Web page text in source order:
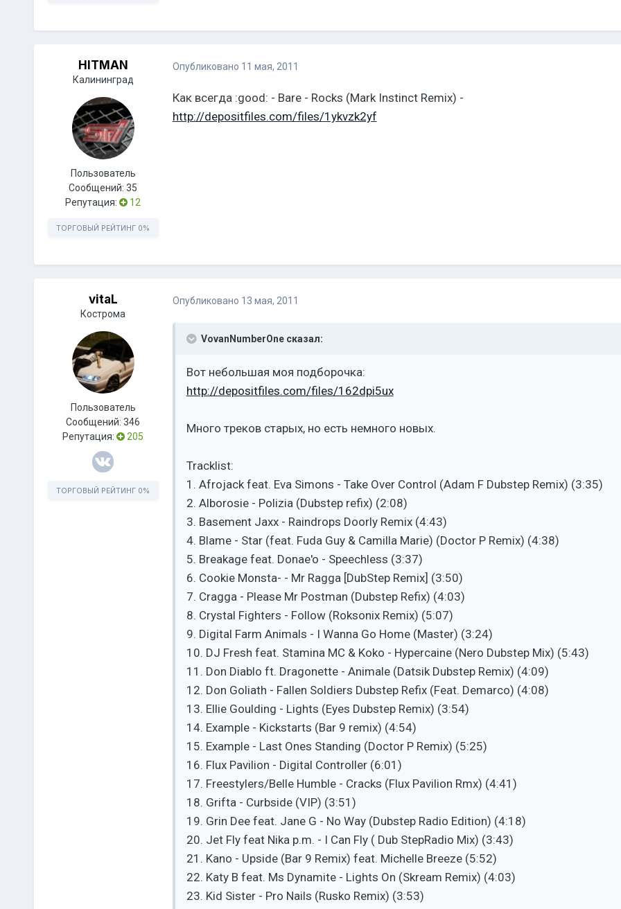
HITMAN
Калининград
Пользователь
Сообщений:35
Репутация:
12
ТОРГОВЫЙ РЕЙТИНГ 0%
Опубликовано 11 мая, 2011
Как всегда :good: - Bare - Rocks (Mark Instinct Remix) -
http://depositfiles.com/files/1ykvzk2yf
vitaL
Кострома
Пользователь
Сообщений:346
Репутация:
205
ТОРГОВЫЙ РЕЙТИНГ 0%
Опубликовано 13 мая, 2011
VovanNumberOne сказал:
Вот небольшая моя подборочка:
http://depositfiles.com/files/162dpi5ux
Много треков старых, но есть немного новых.
Tracklist:
1. Afrojack feat. Eva Simons - Take Over Control (Adam F Dubstep Remix) (3:35)
2. Alborosie - Polizia (Dubstep refix) (2:08)
3. Basement Jaxx - Raindrops Doorly Remix (4:43)
4. Blame - Star (feat. Fuda Guy & Camilla Marie) (Doctor P Remix) (4:38)
5. Breakage feat. Donae'o - Speechless (3:37)
6. Cookie Monsta- - Mr Ragga [DubStep Remix] (3:50)
7. Cragga - Please Mr Postman (Dubstep Refix) (4:03)
8. Crystal Fighters - Follow (Roksonix Remix) (5:07)
9. Digital Farm Animals - I Wanna Go Home (Master) (3:24)
10. DJ Fresh feat. Stamina MC & Koko - Hypercaine (Nero Dubstep Mix) (5:43)
11. Don Diablo ft. Dragonette - Animale (Datsik Dubstep Remix) (4:09)
12. Don Goliath - Fallen Soldiers Dubstep Refix (Feat. Demarco) (4:08)
13. Ellie Goulding - Lights (Eyes Dubstep Remix) (3:54)
14. Example - Kickstarts (Bar 9 remix) (4:54)
15. Example - Last Ones Standing (Doctor P Remix) (5:25)
16. Flux Pavilion - Digital Controller (6:01)
17. Freestylers/Belle Humble - Cracks (Flux Pavilion Rmx) (4:41)
18. Grifta - Curbside (VIP) (3:51)
19. Grin Dee feat. Jane G - No Way (Dubstep Radio Edition) (4:18)
20. Jet Fly feat Nika p.m. - I Can Fly ( Dub StepRadio Mix) (3:43)
21. Kano - Upside (Bar 9 Remix) feat. Michelle Breeze (5:52)
22. Katy B feat. Ms Dynamite - Lights On (Skream Remix) (4:03)
23. Kid Sister - Pro Nails (Rusko Remix) (3:53)